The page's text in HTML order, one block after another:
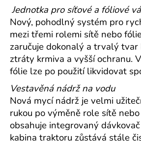
Jednotka pro síťové a fóliové
Nový, pohodlný systém pro
mezi třemi rolemi sítě nebo
zaručuje dokonalý a trvalý tvar
ztráty krmiva a vyšší ochranu.
fólie lze po použití likvidovat
Vestavěná nádrž na vodu
Nová mycí nádrž je velmi
rukou po výměně role sítě
obsahuje integrovaný
kabina traktoru zůstává stále